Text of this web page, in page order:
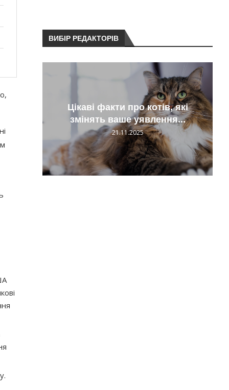
ВИБІР РЕДАКТОРІВ
Цікаві факти про котів, які
змінять ваше уявлення...
21.11.2025